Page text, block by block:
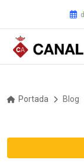
Portada Blog